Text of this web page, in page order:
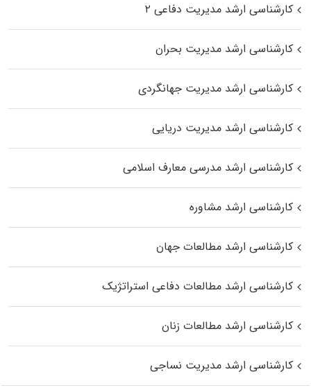
کارشناسی ارشد مدیریت دفاعی ۲
کارشناسی ارشد مدیریت بحران
کارشناسی ارشد مدیریت جهانگردی
کارشناسی ارشد مدیریت دریایی
کارشناسی ارشد مدرسی معارف اسلامی
کارشناسی ارشد مشاوره
کارشناسی ارشد مطالعات جهان
کارشناسی ارشد مطالعات دفاعی استراتژیک
کارشناسی ارشد مطالعات زنان
کارشناسی ارشد مدیریت نساجی